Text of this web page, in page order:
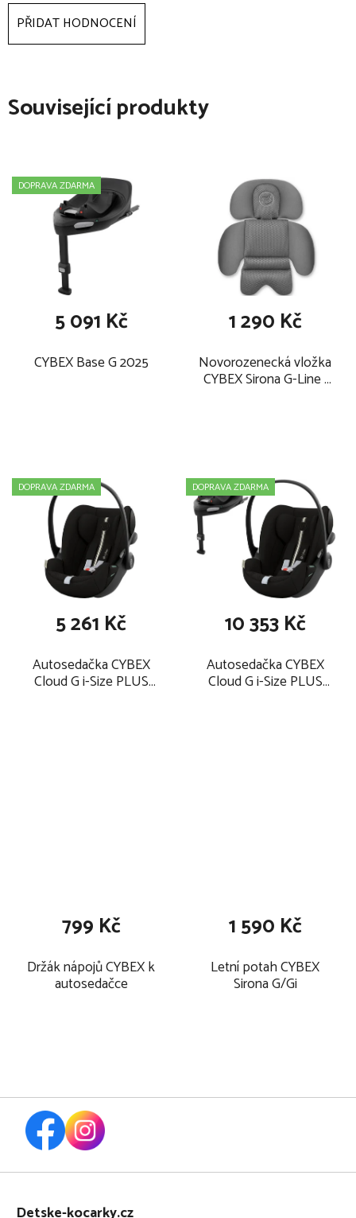
sedadla kočárku
lze prát v pračce na 30 °C na jemný cyklus, nebělit a
PŘIDAT HODNOCENÍ
Související produkty
DOPRAVA ZDARMA
CYBEX Base G 2025
5 091 Kč
Novorozenecká vložka
CYBEX Sirona G-Line ,
1 290 Kč
DOPRAVA ZDARMA
Autosedačka CYBEX
Cloud G i-Size PLUS
5 261 Kč
DOPRAVA ZDARMA
Autosedačka CYBEX
Cloud G i-Size PLUS
10 353 Kč
Držák nápojů CYBEX k
autosedačce
799 Kč
Letní potah CYBEX
Sirona G/Gi
1 590 Kč
Z
Detske-kocarky.cz